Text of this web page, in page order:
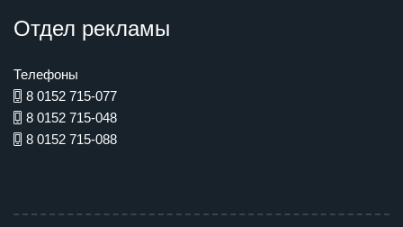
Отдел рекламы
Телефоны
8 0152 715-077
8 0152 715-048
8 0152 715-088